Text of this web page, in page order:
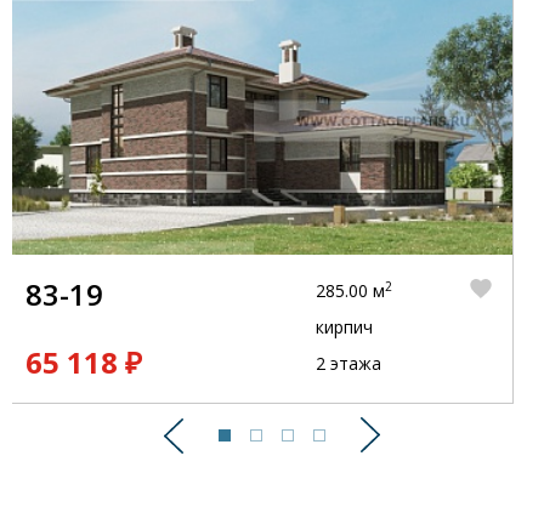
Предыдущий Следующий
83-19
65 118 ₽
285.00 м2
кирпич
2 этажа